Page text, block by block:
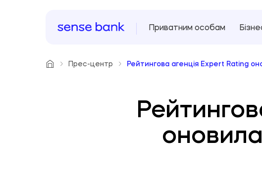
Приватним особам
Прес-центр Рейтингова агенція Expert Rating